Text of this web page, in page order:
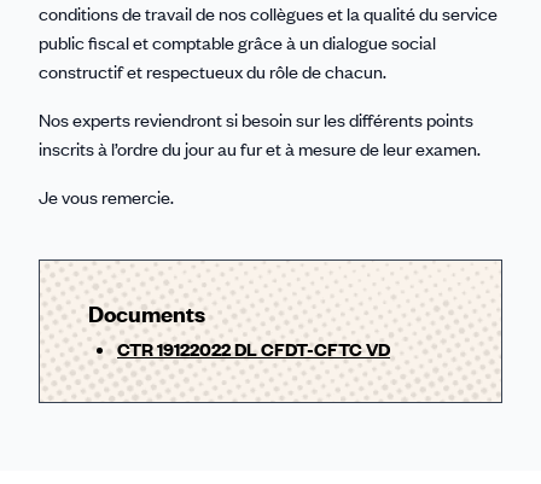
conditions de travail de nos collègues et la qualité du service
public fiscal et comptable grâce à un dialogue social
constructif et respectueux du rôle de chacun.
Nos experts reviendront si besoin sur les différents points
inscrits à l’ordre du jour au fur et à mesure de leur examen.
Je vous remercie.
Documents
CTR 19122022 DL CFDT-CFTC VD